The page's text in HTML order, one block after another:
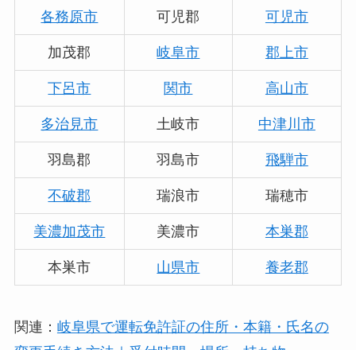
各務原市 可児郡 可児市
加茂郡 岐阜市 郡上市
下呂市 関市 高山市
多治見市 土岐市 中津川市
羽島郡 羽島市 飛騨市
不破郡 瑞浪市 瑞穂市
美濃加茂市 美濃市 本巣郡
本巣市 山県市 養老郡
関連： 岐阜県で運転免許証の住所・本籍・氏名の